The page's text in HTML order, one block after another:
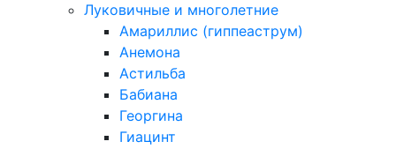
Луковичные и многолетние
Амариллис (гиппеаструм)
Анемона
Астильба
Бабиана
Георгина
Гиацинт